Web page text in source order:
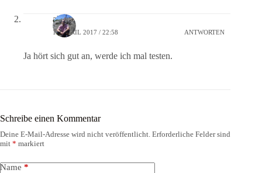
alex
15. APRIL 2017 / 22:58 ANTWORTEN
Ja hört sich gut an, werde ich mal testen.
Schreibe einen Kommentar
Deine E-Mail-Adresse wird nicht veröffentlicht. Erforderliche Felder sind
mit * markiert
Name *